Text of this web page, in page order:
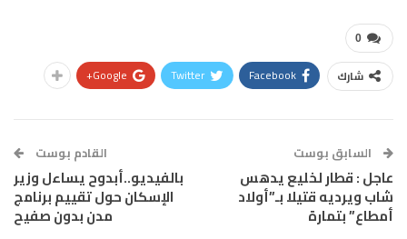
0
شارك Facebook
Twitter
Google+
السابق بوست
عاجل : قطار لخليع يدهس
شاب ويرديه قتيلا بـ”أولاد
أمطاع” بتمارة
القادم بوست
بالفيديو..أبدوح يساءل وزير
الإسكان حول تقييم برنامج
مدن بدون صفيح